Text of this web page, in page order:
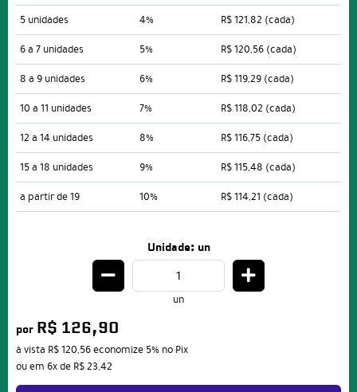
5 unidades
4% R$ 121,82 (cada)
6 a 7 unidades
5% R$ 120,56 (cada)
8 a 9 unidades
6% R$ 119,29 (cada)
10 a 11 unidades
7% R$ 118,02 (cada)
12 a 14 unidades
8% R$ 116,75 (cada)
15 a 18 unidades
9% R$ 115,48 (cada)
a partir de 19
10% R$ 114,21 (cada)
Unidade: un
un
por R$ 126,90
à vista R$ 120,56economize 5% no Pix
ou em 6xde R$ 23,42